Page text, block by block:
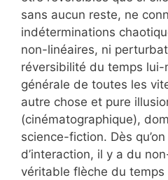
sans aucun reste, ne
indéterminations
non-linéaires, ni
réversibilité du temps lui-
générale de toutes les
autre chose et pure
(cinématographique),
science-fiction. Dès
d’interaction, il y a du
véritable flèche du